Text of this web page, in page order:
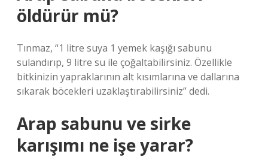
öldürür mü?
Tınmaz, “1 litre suya 1 yemek kaşığı sabunu
sulandırıp, 9 litre su ile çoğaltabilirsiniz. Özellikle
bitkinizin yapraklarının alt kısımlarına ve dallarına
sıkarak böcekleri uzaklaştırabilirsiniz” dedi.
Arap sabunu ve sirke
karışımı ne işe yarar?